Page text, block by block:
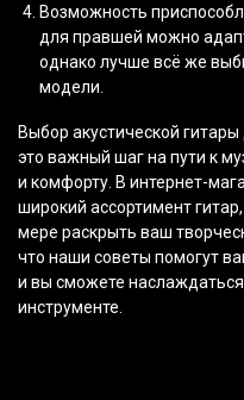
Возможность
для правшей можно
однако лучше всё же
модели.
Выбор акустической
это важный шаг на пути к
и комфорту. В интернет-
широкий ассортимент
мере раскрыть ваш
что наши советы помогут
и вы сможете
инструменте.